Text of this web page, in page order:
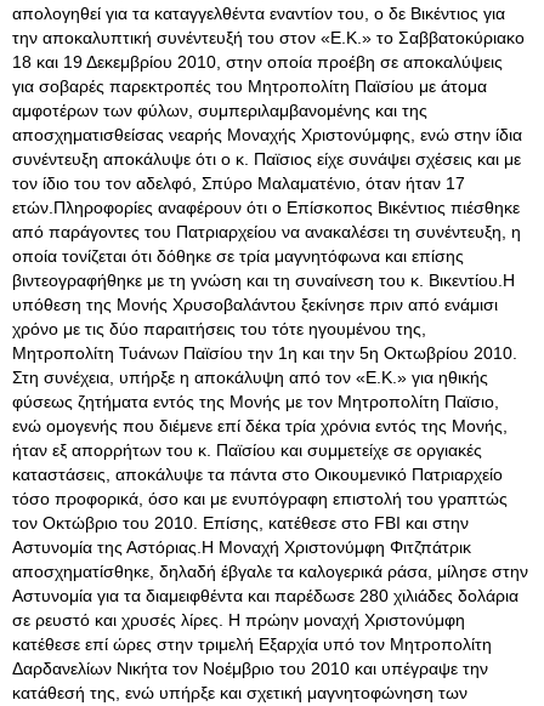
απολογηθεί για τα καταγγελθέντα εναντίον του, ο δε Βικέντιος για
την αποκαλυπτική συνέντευξή του στον «Ε.Κ.» το Σαββατοκύριακο
18 και 19 Δεκεμβρίου 2010, στην οποία προέβη σε αποκαλύψεις
για σοβαρές παρεκτροπές του Μητροπολίτη Παϊσίου με άτομα
αμφοτέρων των φύλων, συμπεριλαμβανομένης και της
αποσχηματισθείσας νεαρής Μοναχής Χριστονύμφης, ενώ στην ίδια
συνέντευξη αποκάλυψε ότι ο κ. Παϊσιος είχε συνάψει σχέσεις και με
τον ίδιο του τον αδελφό, Σπύρο Μαλαματένιο, όταν ήταν 17
ετών.Πληροφορίες αναφέρουν ότι ο Επίσκοπος Βικέντιος πιέσθηκε
από παράγοντες του Πατριαρχείου να ανακαλέσει τη συνέντευξη, η
οποία τονίζεται ότι δόθηκε σε τρία μαγνητόφωνα και επίσης
βιντεογραφήθηκε με τη γνώση και τη συναίνεση του κ. Βικεντίου.Η
υπόθεση της Μονής Χρυσοβαλάντου ξεκίνησε πριν από ενάμισι
χρόνο με τις δύο παραιτήσεις του τότε ηγουμένου της,
Μητροπολίτη Τυάνων Παϊσίου την 1η και την 5η Οκτωβρίου 2010.
Στη συνέχεια, υπήρξε η αποκάλυψη από τον «Ε.Κ.» για ηθικής
φύσεως ζητήματα εντός της Μονής με τον Μητροπολίτη Παϊσιο,
ενώ ομογενής που διέμενε επί δέκα τρία χρόνια εντός της Μονής,
ήταν εξ απορρήτων του κ. Παϊσίου και συμμετείχε σε οργιακές
καταστάσεις, αποκάλυψε τα πάντα στο Οικουμενικό Πατριαρχείο
τόσο προφορικά, όσο και με ενυπόγραφη επιστολή του γραπτώς
τον Οκτώβριο του 2010. Επίσης, κατέθεσε στο FBI και στην
Αστυνομία της Αστόριας.Η Μοναχή Χριστονύμφη Φιτζπάτρικ
αποσχηματίσθηκε, δηλαδή έβγαλε τα καλογερικά ράσα, μίλησε στην
Αστυνομία για τα διαμειφθέντα και παρέδωσε 280 χιλιάδες δολάρια
σε ρευστό και χρυσές λίρες. Η πρώην μοναχή Χριστονύμφη
κατέθεσε επί ώρες στην τριμελή Εξαρχία υπό τον Μητροπολίτη
Δαρδανελίων Νικήτα τον Νοέμβριο του 2010 και υπέγραψε την
κατάθεσή της, ενώ υπήρξε και σχετική μαγνητοφώνηση των